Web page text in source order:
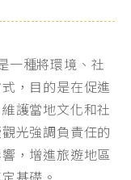
一種將環境、社
，目的是在促進
護當地文化和社
光強調負責任的
，增進旅遊地區